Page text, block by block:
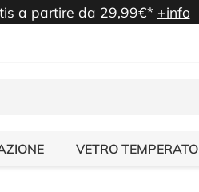
a partire da 29,99€* +info
VETRO TEMPERATO